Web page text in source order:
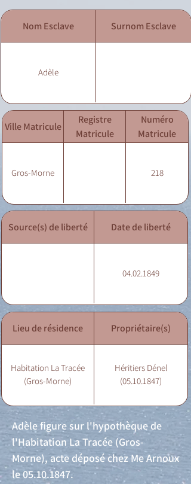
Nom Esclave Surnom Esclave
Adèle
Ville Matricule
Registre
Matricule
Numéro
Matricule
Gros-Morne 218
Source(s) de liberté Date de liberté
04.02.1849
Lieu de résidence Propriétaire(s)
Habitation La Tracée
(Gros-Morne)
Héritiers Dénel
(05.10.1847)
Adèle figure sur l'hypothèque de
l'Habitation La Tracée (Gros-
Morne), acte déposé chez Me Arnoux
le05.10.1847.